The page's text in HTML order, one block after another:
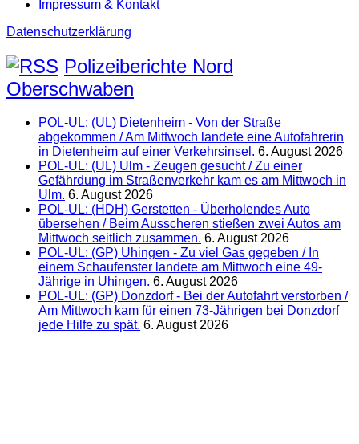
Impressum & Kontakt
Datenschutzerklärung
Polizeiberichte Nord
Oberschwaben
POL-UL: (UL) Dietenheim - Von der Straße
abgekommen / Am Mittwoch landete eine Autofahrerin
in Dietenheim auf einer Verkehrsinsel. 6. August 2026
POL-UL: (UL) Ulm - Zeugen gesucht / Zu einer
Gefährdung im Straßenverkehr kam es am Mittwoch in
Ulm. 6. August 2026
POL-UL: (HDH) Gerstetten - Überholendes Auto
übersehen / Beim Ausscheren stießen zwei Autos am
Mittwoch seitlich zusammen. 6. August 2026
POL-UL: (GP) Uhingen - Zu viel Gas gegeben / In
einem Schaufenster landete am Mittwoch eine 49-
Jährige in Uhingen. 6. August 2026
POL-UL: (GP) Donzdorf - Bei der Autofahrt verstorben /
Am Mittwoch kam für einen 73-Jährigen bei Donzdorf
jede Hilfe zu spät. 6. August 2026